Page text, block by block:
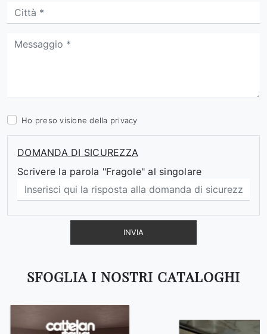
SFOGLIA I NOSTRI CATALOGHI
Ho preso visione della privacy
DOMANDA DI SICUREZZA
Scrivere la parola "Fragole" al singolare
INVIA